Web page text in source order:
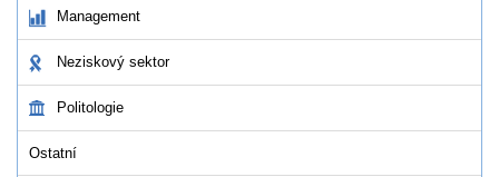
Management
Neziskový sektor
Politologie
Ostatní